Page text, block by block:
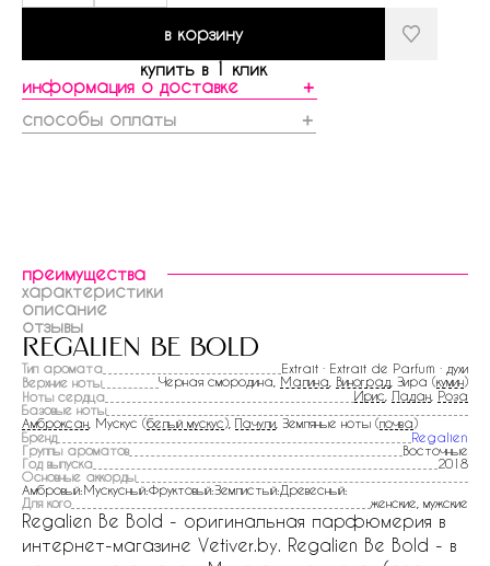
в корзину
купить в 1 клик
информация о доставке
＋
способы оплаты
＋
преимущества
характеристики
описание
отзывы
regalien be bold
Тип аромата
Extrait · Extrait de Parfum · духи
Верхние ноты
Черная смородина, Малина Виноград , Зира (кумин)
Ноты сердца
Ирис Ладан Роза
Базовые ноты
Амброксан , Мускус (белый мускус), Пачули , Земляные ноты (почва)
Бренд
Regalien
Группы ароматов
Восточные
Год выпуска
2018
Основные аккорды
Амбровый:Мускусный:Фруктовый:Землистый:Древесный:
Для кого
женские, мужские
Regalien Be Bold - оригинальная парфюмерия в
интернет-магазине Vetiver.by. Regalien Be Bold - в